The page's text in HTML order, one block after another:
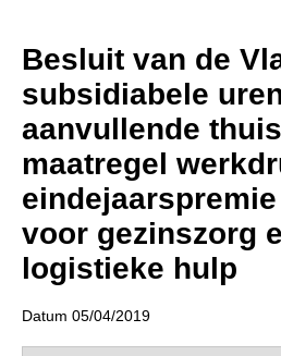
Besluit van de
subsidiabele
aanvullende
maatregel
voor gezinszorg
logistieke hulp
Datum 05/04/2019